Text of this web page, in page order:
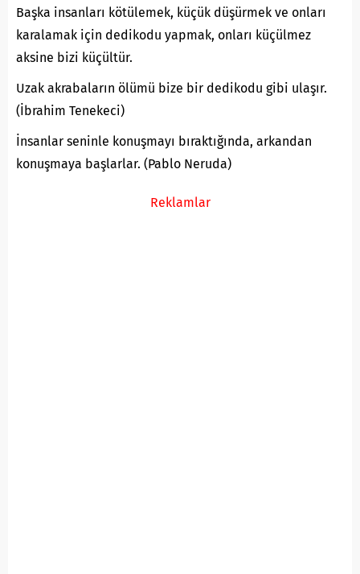
Başka insanları kötülemek, küçük düşürmek ve onları
karalamak için dedikodu yapmak, onları küçülmez
aksine bizi küçültür.
Uzak akrabaların ölümü bize bir dedikodu gibi ulaşır.
(İbrahim Tenekeci)
İnsanlar seninle konuşmayı bıraktığında, arkandan
konuşmaya başlarlar. (Pablo Neruda)
Reklamlar